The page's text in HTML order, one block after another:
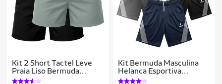
Kit 2 Short Tactel Leve
Praia Liso Bermuda
Masculina
Kit Bermuda Masculina
Helanca Esportiva
Secagem Rápida